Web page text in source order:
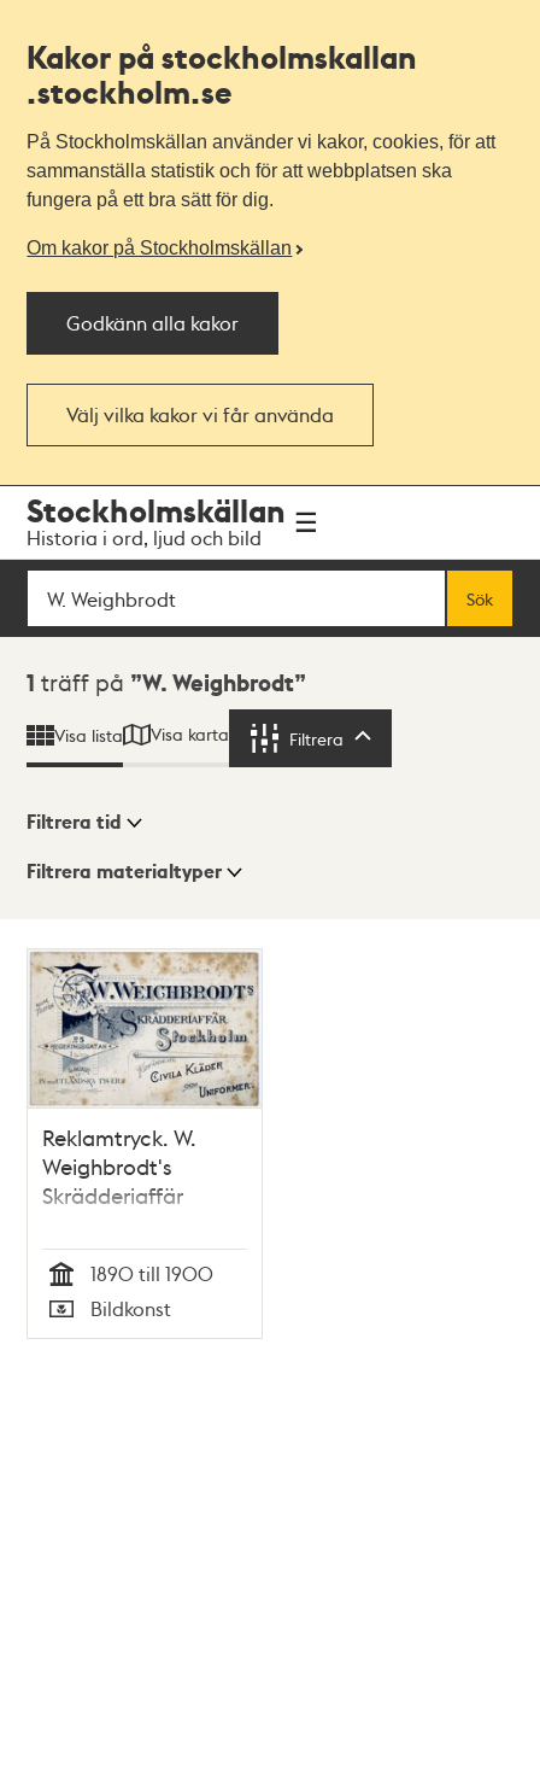
Kakor på stockholmskallan
.stockholm.se
På Stockholmskällan använder vi kakor, cookies, för att
sammanställa statistik och för att webbplatsen ska
fungera på ett bra sätt för dig.
Om kakor på Stockholmskällan
Godkänn alla kakor
Välj vilka kakor vi får använda
navigationen
huvudinnehållet
Stockholmskällan
Historia i ord, ljud och bild
Sök
Sök
Sökresultat
1 träff på W. Weighbrodt
Visa lista Visa karta Filtrera
Visningsläge
Lista
Karta
Filtrera tid
Filtrera materialtyper
träffar
Reklamtryck. W.
Weighbrodt's
Skrädderiaffär
Tid
1890 till 1900
Typ
Bildkonst